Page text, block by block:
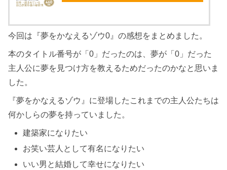
今回は『夢をかなえるゾウ0』の感想をまとめました。
本のタイトル番号が「0」だったのは、夢が「0」だった
主人公に夢を見つけ方を教えるためだったのかなと思いま
した。
『夢をかなえるゾウ』に登場したこれまでの主人公たちは
何かしらの夢を持っていました。
建築家になりたい
お笑い芸人として有名になりたい
いい男と結婚して幸せになりたい